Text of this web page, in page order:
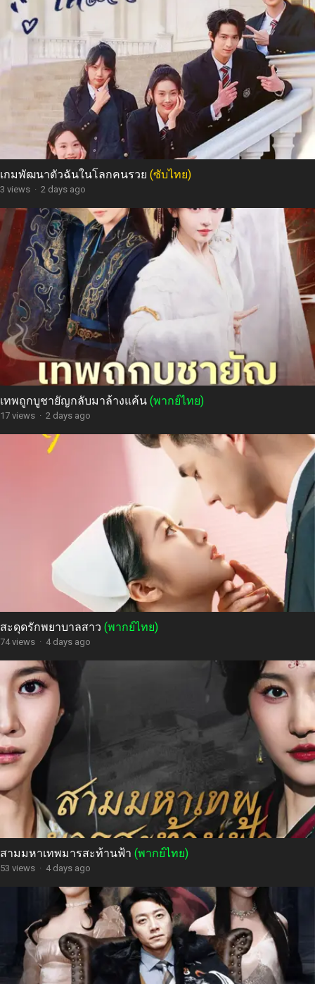
เกมพัฒนาตัวฉันในโลกคนรวย (ซับไทย)
3 views · 2 days ago
เทพถูกบูชายัญกลับมาล้างแค้น (พากย์ไทย)
17 views · 2 days ago
สะดุดรักพยาบาลสาว (พากย์ไทย)
74 views · 4 days ago
สามมหาเทพมารสะท้านฟ้า (พากย์ไทย)
53 views · 4 days ago